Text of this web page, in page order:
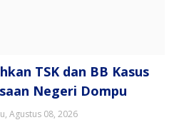
TSK dan BB Kasus
Negeri Dompu
Agustus 08, 2026